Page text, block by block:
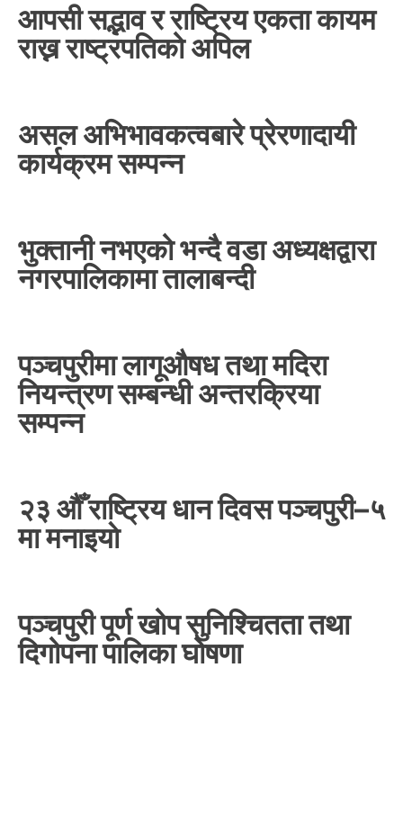
आपसी सद्भाव र राष्ट्रिय एकता कायम
राख्न राष्ट्रपतिको अपिल
असल अभिभावकत्वबारे प्रेरणादायी
कार्यक्रम सम्पन्न
भुक्तानी नभएको भन्दै वडा अध्यक्षद्वारा
नगरपालिकामा तालाबन्दी
पञ्चपुरीमा लागूऔषध तथा मदिरा
नियन्त्रण सम्बन्धी अन्तरक्रिया
सम्पन्न
२३ औँ राष्ट्रिय धान दिवस पञ्चपुरी–५
मा मनाइयाे
पञ्चपुरी पूर्ण खोप सुनिश्चितता तथा
दिगोपना पालिका घोषणा